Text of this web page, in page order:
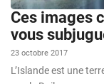
Ces images
vous
23 octobre 2017
L’Islande est une